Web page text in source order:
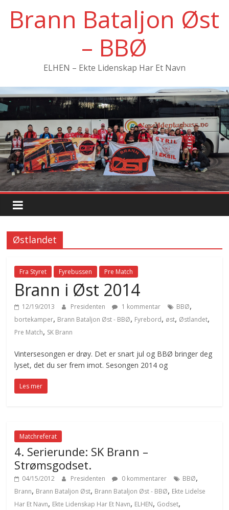
innholdet
Brann Bataljon Øst
– BBØ
ELHEN – Ekte Lidenskap Har Et Navn
Østlandet
Fra Styret Fyrebussen Pre Match
Brann i Øst 2014
12/19/2013 Presidenten 1 kommentar BBØ,
bortekamper, Brann Bataljon Øst - BBØ, Fyrebord, øst, Østlandet,
Pre Match, SK Brann
Vintersesongen er drøy. Det er snart jul og BBØ bringer deg
lyset, det du ser frem imot. Sesongen 2014 og
Les mer
Matchreferat
4. Serierunde: SK Brann –
Strømsgodset.
04/15/2012 Presidenten 0 kommentarer BBØ,
Brann, Brann Bataljon Øst, Brann Bataljon Øst - BBØ, Ekte Lidelse
Har Et Navn, Ekte Lidenskap Har Et Navn, ELHEN, Godset,